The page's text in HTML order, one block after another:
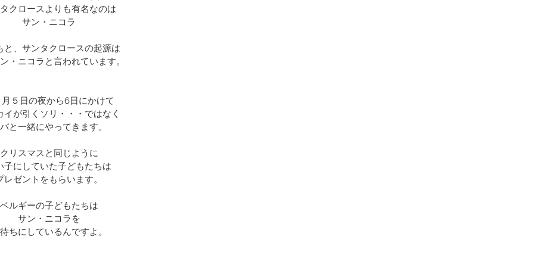
クロースよりも有名なのは
サン・ニコラ
と、サンタクロースの起源は
・ニコラと言われています。
５日の夜から6日にかけて
イが引くソリ・・・ではなく
と一緒にやってきます。
クリスマスと同じように
子にしていた子どもたちは
レゼントをもらいます。
ベルギーの子どもたちは
サン・ニコラを
ちにしているんですよ。